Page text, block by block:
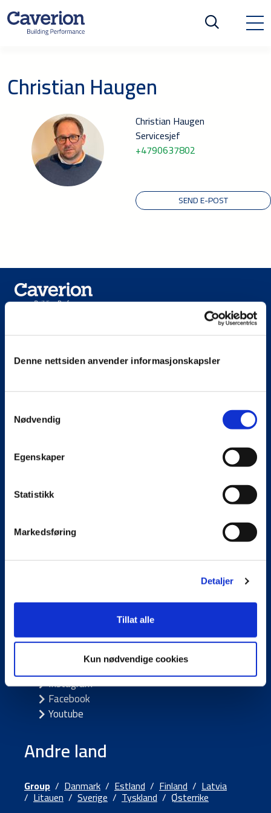
Denne nettsiden anvender informasjonskapsler
Nødvendig
Egenskaper
Statistikk
Markedsføring
Detaljer
Tillat alle
Kun nødvendige cookies
Christian Haugen
Christian Haugen
Servicesjef
+4790637802
SEND E-POST
Meny
Bærekraft
Snarveier
Kontakt oss
Presse
Referanser
Fakturainformasjon
Følg oss
Instagram
Facebook
Youtube
Andre land
Group / Danmark / Estland / Finland / Latvia
/ Litauen / Sverige / Tyskland / Østerrike